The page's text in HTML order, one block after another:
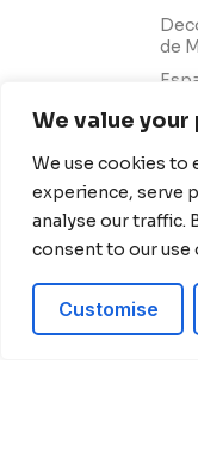
We value
We use cookies to
experience, serve
analyse our traffic.
consent to our use
Customise
de
de